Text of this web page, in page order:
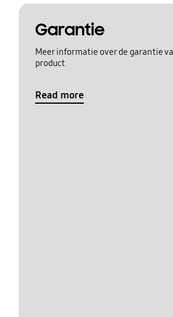
Garantie
Meer informatie over de garantie
product
Read more